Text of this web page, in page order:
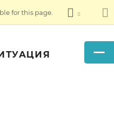
for this page.